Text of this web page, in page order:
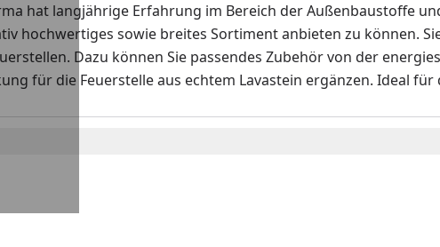
hat langjährige Erfahrung im Bereich der Außenbaustoffe
hochwertiges sowie breites Sortiment anbieten zu können.
Dazu können Sie passendes Zubehör von der
für die Feuerstelle aus echtem Lavastein ergänzen. Ideal